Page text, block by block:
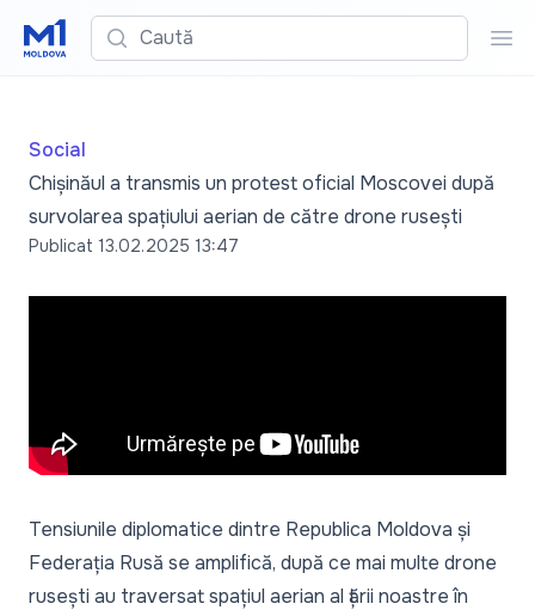
Caută
Social
Chișinăul a transmis un protest oficial Moscovei după
survolarea spațiului aerian de către drone rusești
Publicat 13.02.2025 13:47
Tensiunile diplomatice dintre Republica Moldova și
Federația Rusă se amplifică, după ce mai multe drone
rusești au traversat spațiul aerian al țării noastre în